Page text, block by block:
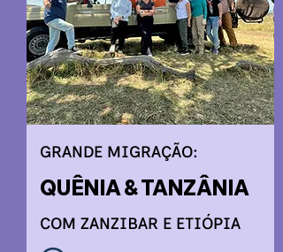
GRANDE MIGRAÇÃO:
QUÊNIA & TANZÂNIA
COM ZANZIBAR E ETIÓPIA